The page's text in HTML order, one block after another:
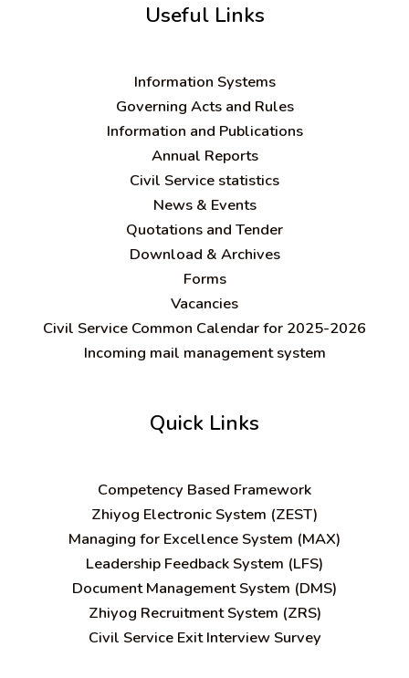
Useful Links
Information Systems
Governing Acts and Rules
Information and Publications
Annual Reports
Civil Service statistics
News & Events
Quotations and Tender
Download & Archives
Forms
Vacancies
Civil Service Common Calendar for 2025-2026
Incoming mail management system
Quick Links
Competency Based Framework
Zhiyog Electronic System (ZEST)
Managing for Excellence System (MAX)
Leadership Feedback System (LFS)
Document Management System (DMS)
Zhiyog Recruitment System (ZRS)
Civil Service Exit Interview Survey